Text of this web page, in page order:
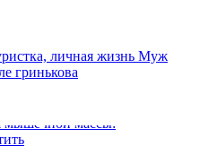
личная жизнь Муж
гринькова